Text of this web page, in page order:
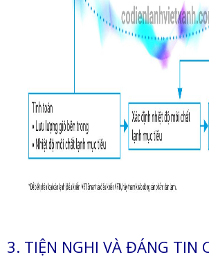
3. TIỆN NGHI VÀ ĐÁNG TIN